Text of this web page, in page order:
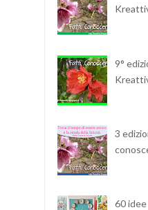
9°
3
60